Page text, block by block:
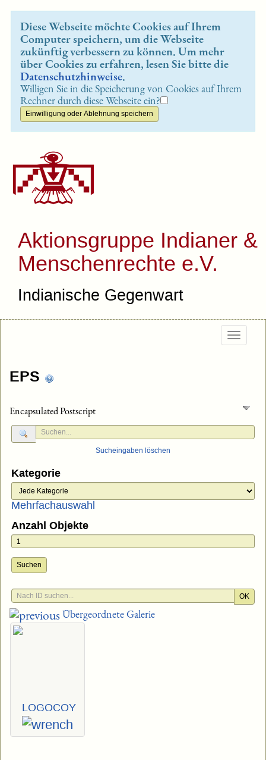
Diese Webseite möchte Cookies auf Ihrem
Computer speichern, um die Webseite
zukünftig verbessern zu können. Um mehr
über Cookies zu erfahren, lesen Sie bitte die
Datenschutzhinweise.
Willigen Sie in die Speicherung von Cookies auf Ihrem
Rechner durch diese Webseite ein?
Aktionsgruppe Indianer &
Menschenrechte e.V.
Indianische Gegenwart
EPS
Encapsulated Postscript
Sucheingaben löschen
Kategorie
Mehrfachauswahl
Anzahl Objekte
Suchen
OK
Übergeordnete Galerie
LOGOCOY